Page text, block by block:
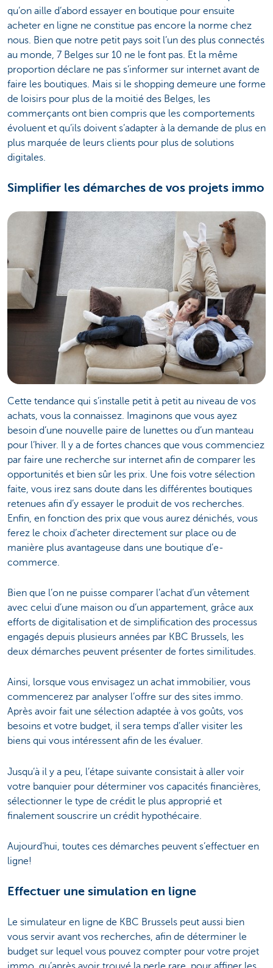
qu’on aille d’abord essayer en boutique pour ensuite
acheter en ligne ne constitue pas encore la norme chez
nous. Bien que notre petit pays soit l’un des plus connectés
au monde, 7 Belges sur 10 ne le font pas. Et la même
proportion déclare ne pas s’informer sur internet avant de
faire les boutiques. Mais si le shopping demeure une forme
de loisirs pour plus de la moitié des Belges, les
commerçants ont bien compris que les comportements
évoluent et qu’ils doivent s’adapter à la demande de plus en
plus marquée de leurs clients pour plus de solutions
digitales.
Simplifier les démarches de vos projets immo
Cette tendance qui s’installe petit à petit au niveau de vos
achats, vous la connaissez. Imaginons que vous ayez
besoin d’une nouvelle paire de lunettes ou d’un manteau
pour l’hiver. Il y a de fortes chances que vous commenciez
par faire une recherche sur internet afin de comparer les
opportunités et bien sûr les prix. Une fois votre sélection
faite, vous irez sans doute dans les différentes boutiques
retenues afin d’y essayer le produit de vos recherches.
Enfin, en fonction des prix que vous aurez dénichés, vous
ferez le choix d’acheter directement sur place ou de
manière plus avantageuse dans une boutique d’e-
commerce.
Bien que l’on ne puisse comparer l’achat d’un vêtement
avec celui d’une maison ou d’un appartement, grâce aux
efforts de digitalisation et de simplification des processus
engagés depuis plusieurs années par KBC Brussels, les
deux démarches peuvent présenter de fortes similitudes.
Ainsi, lorsque vous envisagez un achat immobilier, vous
commencerez par analyser l’offre sur des sites immo.
Après avoir fait une sélection adaptée à vos goûts, vos
besoins et votre budget, il sera temps d’aller visiter les
biens qui vous intéressent afin de les évaluer.
Jusqu’à il y a peu, l’étape suivante consistait à aller voir
votre banquier pour déterminer vos capacités financières,
sélectionner le type de crédit le plus approprié et
finalement souscrire un crédit hypothécaire.
Aujourd’hui, toutes ces démarches peuvent s’effectuer en
ligne!
Effectuer une simulation en ligne
Le simulateur en ligne de KBC Brussels peut aussi bien
vous servir avant vos recherches, afin de déterminer le
budget sur lequel vous pouvez compter pour votre projet